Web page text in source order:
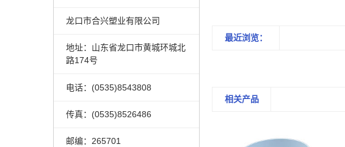
龙口市合兴塑业有限公司
地址：山东省龙口市黄城环城北
路174号
电话：(0535)8543808
传真：(0535)8526486
邮编：265701
最近浏览：
相关产品